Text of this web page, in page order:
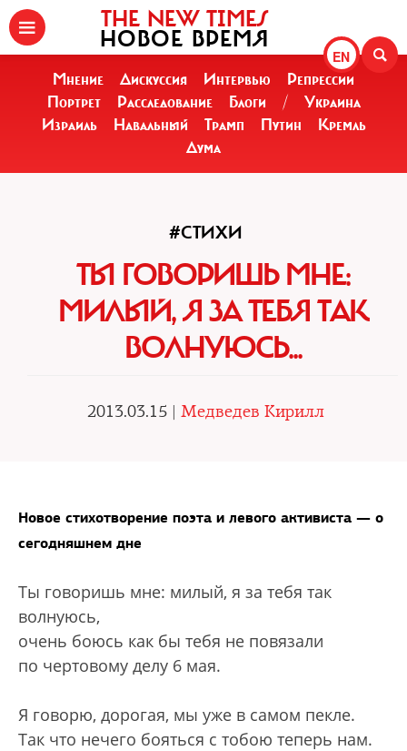
EN
THE NEW TIMES
НОВОЕ ВРЕМЯ
Мнение Дискуссия Интервью
Репрессии
Портрет
Расследование Блоги /
Украина
Израиль
Навальный Трамп Путин
Кремль
Дума
#СТИХИ
ТЫ ГОВОРИШЬ МНЕ:
МИЛЫЙ, Я ЗА ТЕБЯ ТАК
ВОЛНУЮСЬ...
2013.03.15 | Медведев Кирилл
Новое стихотворение поэта и левого активиста — о
сегодняшнем дне
Ты говоришь мне: милый, я за тебя так
волнуюсь,
очень боюсь как бы тебя не повязали
по чертовому делу 6 мая.
Я говорю, дорогая, мы уже в самом пекле.
Так что нечего бояться с тобою теперь нам.